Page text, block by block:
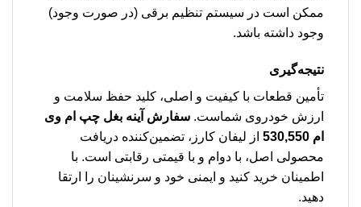
ممکن است در سیستم تنظیم برقی (در صورت وجود)
وجود داشته باشد.
نتیجه‌گیری
تأمین قطعات با کیفیت و اصلی، کلید حفظ سلامت و
ارزش خودروی شماست. سفارش آینه بغل چپ ام وی
ام 530,550
از لیفان کارز، تضمین‌کننده دریافت
محصولی اصل، با دوام و با قیمتی رقابتی است. با
اطمینان خرید کنید و ایمنی خود و سرنشینان را ارتقا
دهید.